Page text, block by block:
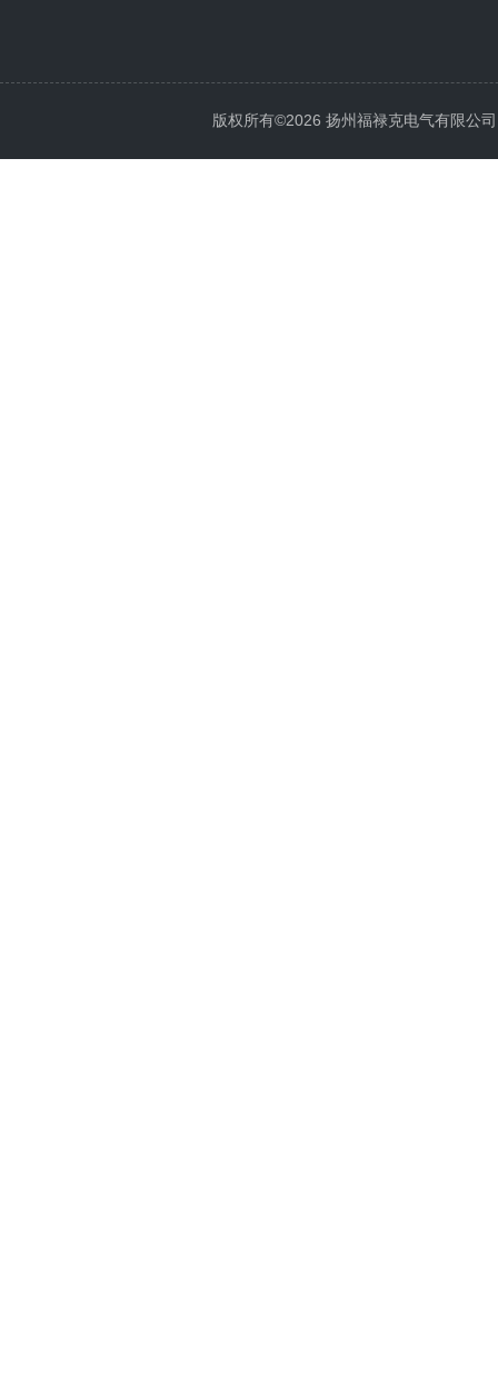
版权所有©2026 扬州福禄克电气有限公